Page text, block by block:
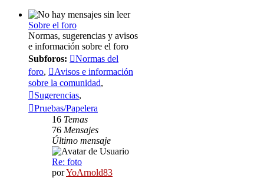
Sobre el foro
Normas, sugerencias y avisos
e información sobre el foro
Subforos:
Normas del
foro,
Avisos e información
sobre la comunidad,
Sugerencias,
Pruebas/Papelera
16 Temas
76 Mensajes
Último mensaje
Re: foto
porYoArnold83